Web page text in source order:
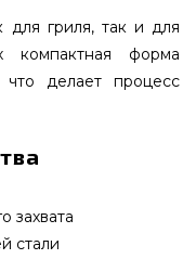
гриля, так и для
компактная форма
что делает процесс
захвата
стали